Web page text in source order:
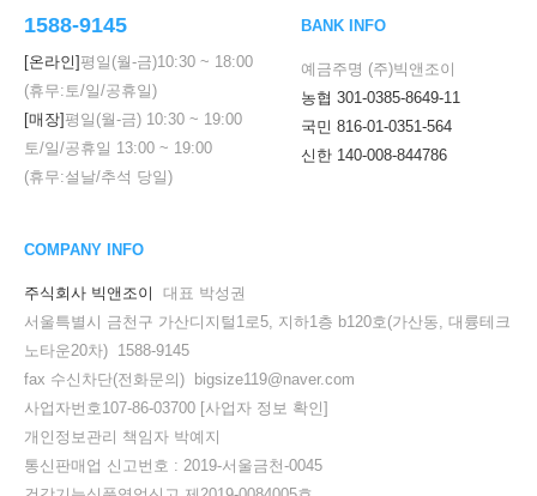
1588-9145
[온라인]평일(월-금)10:30 ~ 18:00
(휴무:토/일/공휴일)
[매장]평일(월-금) 10:30 ~ 19:00
토/일/공휴일 13:00 ~ 19:00
(휴무:설날/추석 당일)
BANK INFO
예금주명 (주)빅앤조이
농협 301-0385-8649-11
국민 816-01-0351-564
신한 140-008-844786
COMPANY INFO
주식회사 빅앤조이
대표 박성권
서울특별시 금천구 가산디지털1로5, 지하1층 b120호(가산동, 대륭테크
노타운20차) 1588-9145
fax 수신차단(전화문의) bigsize119@naver.com
사업자번호107-86-03700 [사업자 정보 확인]
개인정보관리 책임자 박예지
통신판매업 신고번호 : 2019-서울금천-0045